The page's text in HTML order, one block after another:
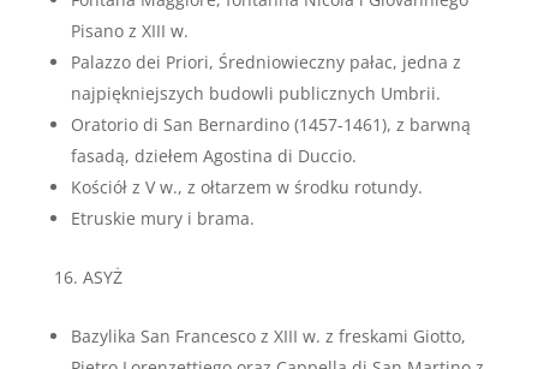
Pisano z XIII w.
Palazzo dei Priori, Średniowieczny pałac, jedna z
najpiękniejszych budowli publicznych Umbrii.
Oratorio di San Bernardino (1457-1461), z barwną
fasadą, dziełem Agostina di Duccio.
Kościół z V w., z ołtarzem w środku rotundy.
Etruskie mury i brama.
ASYŻ
Bazylika San Francesco z XIII w. z freskami Giotto,